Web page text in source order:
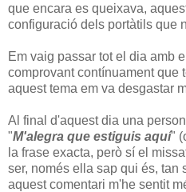
que encara es queixava,
configuració dels portàtils que
Em vaig passar tot el dia amb
comprovant contínuament que
aquest tema em va desgastar
Al final d'aquest dia una
"M'alegra que estiguis aquí"
la frase exacta, però sí el
ser, només ella sap qui és, tan
aquest comentari m'he sentit